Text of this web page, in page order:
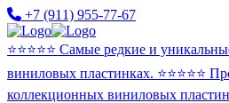
+7 (911) 955-77-67
⭐️⭐️⭐️⭐️⭐️ Самые редкие и
виниловых пластинках. ⭐️⭐️⭐️⭐️⭐️
коллекционных виниловых